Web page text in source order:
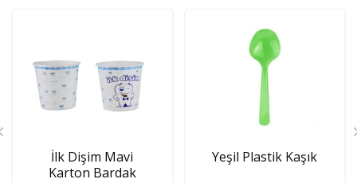
İlk Dişim Mavi
Karton Bardak
Yeşil Plastik Kaşık